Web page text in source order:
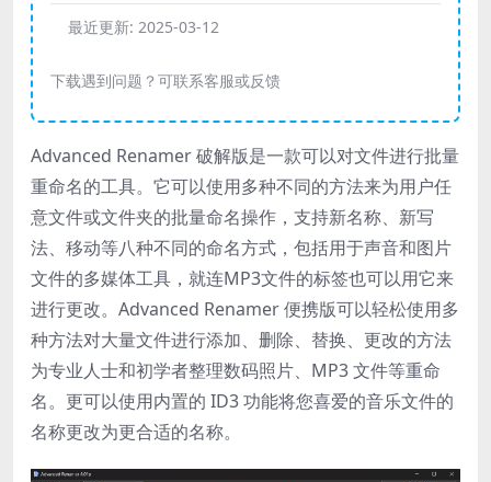
最近更新: 2025-03-12
下载遇到问题？可联系客服或反馈
Advanced Renamer 破解版是一款可以对文件进行批量
重命名的工具。它可以使用多种不同的方法来为用户任
意文件或文件夹的批量命名操作，支持新名称、新写
法、移动等八种不同的命名方式，包括用于声音和图片
文件的多媒体工具，就连MP3文件的标签也可以用它来
进行更改。Advanced Renamer 便携版可以轻松使用多
种方法对大量文件进行添加、删除、替换、更改的方法
为专业人士和初学者整理数码照片、MP3 文件等重命
名。更可以使用内置的 ID3 功能将您喜爱的音乐文件的
名称更改为更合适的名称。